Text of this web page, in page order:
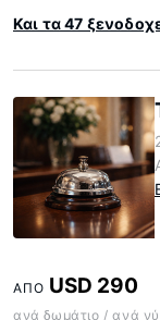
Και τα 47
ΑΠΌ USD 290
ανά δωμάτιο / ανά